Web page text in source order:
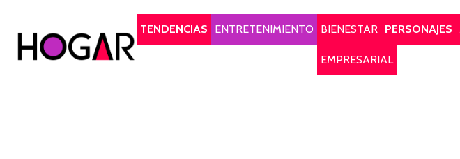
TENDENCIAS
ENTRETENIMIENTO BIENESTAR PERSONAJES
EMPRESARIAL